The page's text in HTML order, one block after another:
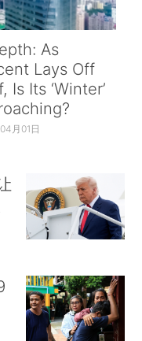
As
Lays Off
Is Its ‘Winter’
月01日